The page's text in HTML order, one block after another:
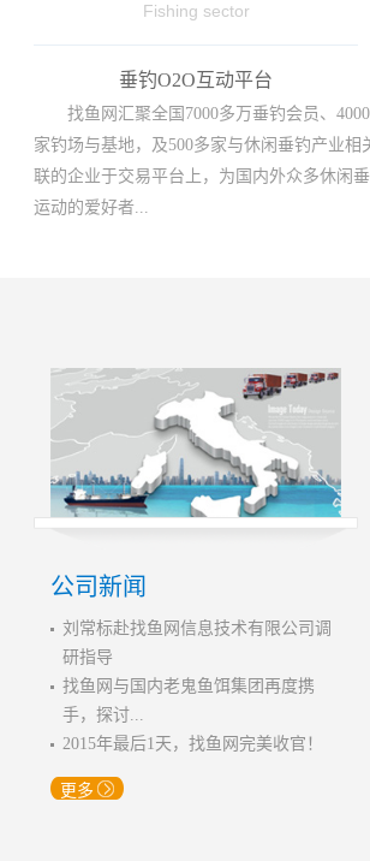
Fishing sector
垂钓O2O互动平台
找鱼网汇聚全国7000多万垂钓会员、
家钓场与基地，及500多家与休闲垂钓产业相
联的企业于交易平台上，为国内外众多休闲
运动的爱好者...
公司新闻
刘常标赴找鱼网信息技术有限公司调
研指导
找鱼网与国内老鬼鱼饵集团再度携
手，探讨...
2015年最后1天，找鱼网完美收官！
更多